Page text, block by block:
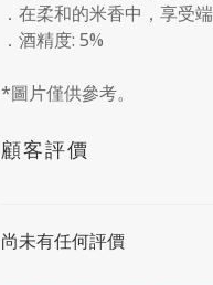
．在柔和的米香中，享受
．酒精度: 5%
*圖片僅供參考。
顧客評價
尚未有任何評價